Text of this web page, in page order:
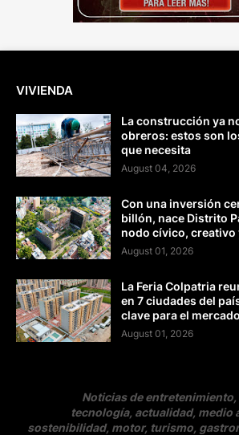
VIVIENDA
La construcción ya
obreros: estos son
que necesita
August 04, 2026
Con una inversión
billón, nace Distrito
nodo cívico, creativo
August 01, 2026
La Feria Colpatria
en 7 ciudades del
clave para el
August 01, 2026
Noticias de
tecnología, actualidad, medio
sostenibilidad, motor, turismo,